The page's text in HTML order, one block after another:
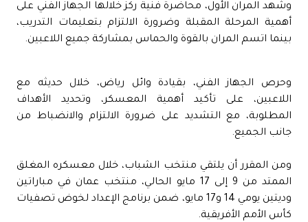
وشهد المران الأول، محاضرة فنية ركز خلالها الجهاز الفني على
أهمية المرحلة المقبلة وضرورة الالتزام بتعليمات التدريب،
بينما اتسم المران بالقوة والحماس بمشاركة جميع اللاعبين.
وحرص الجهاز الفني، بقيادة وائل رياض، خلال حديثه مع
اللاعبين، على تأكيد أهمية المعسكر، وتحديد الأهداف
المطلوبة، مع التشديد على ضرورة الالتزام والانضباط من
جانب الجميع.
ومن المقرر أن يلتقي منتخب الشباب، خلال معسكره المغلق
الممتد من 9 إلى 17 مايو الحالي، منتخب عمان في مباراتين
وديتين يومي 14 و17 مايو، ضمن برنامج الإعداد لخوض تصفيات
كأس الأمم الأفريقية.